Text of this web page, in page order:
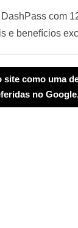
com
e benefícios
site como uma
no